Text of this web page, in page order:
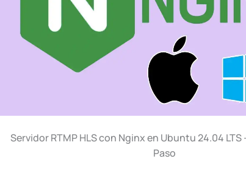
Servidor RTMP HLS con Nginx en Ubuntu 24.04 LTS
Paso